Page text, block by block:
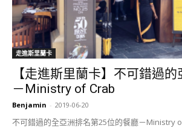
走進斯里蘭卡
【走進斯里蘭卡】不可錯過
－Ministry of Crab
Benjamin - 2019-06-20
不可錯過的全亞洲排名第25位的餐廳－Ministry